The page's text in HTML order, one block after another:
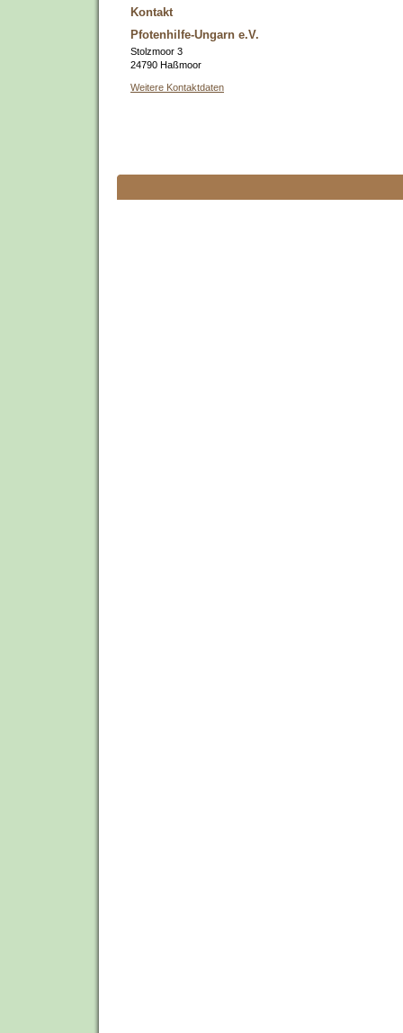
Kontakt
Pfotenhilfe-Ungarn e.V.
Stolzmoor 3
24790 Haßmoor
Weitere Kontaktdaten